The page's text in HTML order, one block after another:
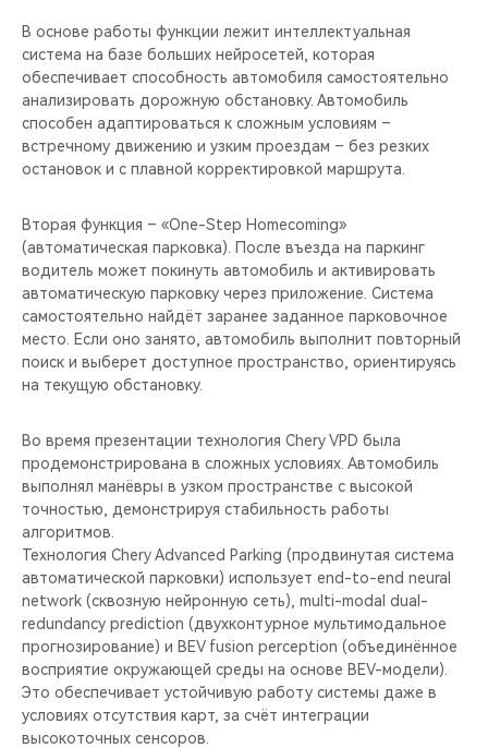
В основе работы функции лежит интеллектуальная
система на базе больших нейросетей, которая
обеспечивает способность автомобиля самостоятельно
анализировать дорожную обстановку. Автомобиль
способен адаптироваться к сложным условиям –
встречному движению и узким проездам – без резких
остановок и с плавной корректировкой маршрута.
Вторая функция – «One-Step Homecoming»
(автоматическая парковка). После въезда на паркинг
водитель может покинуть автомобиль и активировать
автоматическую парковку через приложение. Система
самостоятельно найдёт заранее заданное парковочное
место. Если оно занято, автомобиль выполнит повторный
поиск и выберет доступное пространство, ориентируясь
на текущую обстановку.
Во время презентации технология Chery VPD была
продемонстрирована в сложных условиях. Автомобиль
выполнял манёвры в узком пространстве с высокой
точностью, демонстрируя стабильность работы
алгоритмов.
Технология Chery Advanced Parking (продвинутая система
автоматической парковки) использует end-to-end neural
network (сквозную нейронную сеть), multi-modal dual-
redundancy prediction (двухконтурное мультимодальное
прогнозирование) и BEV fusion perception (объединённое
восприятие окружающей среды на основе BEV-модели).
Это обеспечивает устойчивую работу системы даже в
условиях отсутствия карт, за счёт интеграции
высокоточных сенсоров.